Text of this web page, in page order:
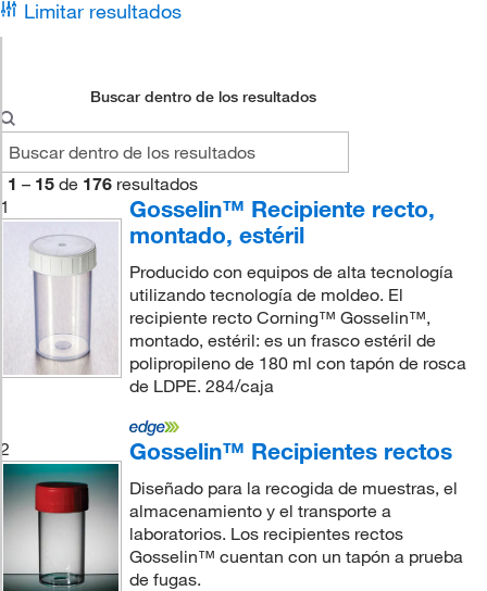
Limitar resultados
Buscar dentro de los resultados
1 – 15 de 176 resultados
1
Gosselin™ Recipiente recto,
montado, estéril
Producido con equipos de alta tecnología
utilizando tecnología de moldeo. El
recipiente recto Corning™ Gosselin™,
montado, estéril: es un frasco estéril de
polipropileno de 180 ml con tapón de rosca
de LDPE. 284/caja
2 Gosselin™ Recipientes rectos
Diseñado para la recogida de muestras, el
almacenamiento y el transporte a
laboratorios. Los recipientes rectos
Gosselin™ cuentan con un tapón a prueba
de fugas.